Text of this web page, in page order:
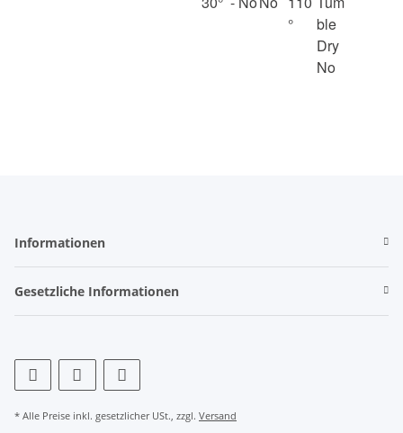
Informationen
Gesetzliche Informationen
* Alle Preise inkl. gesetzlicher USt., zzgl. Versand